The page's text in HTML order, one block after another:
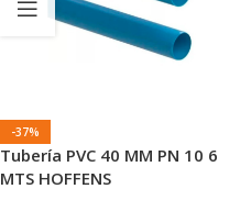
-37%
Tubería PVC 40 MM PN 10 6
MTS HOFFENS